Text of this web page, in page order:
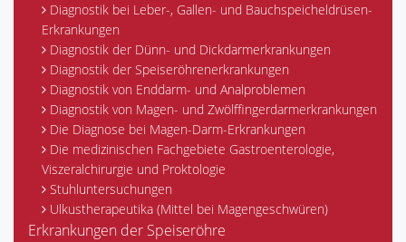
Diagnostik bei Leber-, Gallen- und Bauchspeicheldrüsen-
Erkrankungen
Diagnostik der Dünn- und Dickdarmerkrankungen
Diagnostik der Speiseröhrenerkrankungen
Diagnostik von Enddarm- und Analproblemen
Diagnostik von Magen- und Zwölffingerdarmerkrankungen
Die Diagnose bei Magen-Darm-Erkrankungen
Die medizinischen Fachgebiete Gastroenterologie,
Viszeralchirurgie und Proktologie
Stuhluntersuchungen
Ulkustherapeutika (Mittel bei Magengeschwüren)
Erkrankungen der Speiseröhre